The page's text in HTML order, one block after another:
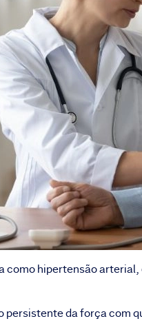
hipertensão arterial,
da força com